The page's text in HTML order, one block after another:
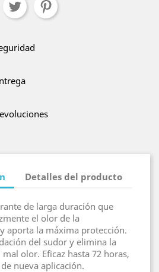
Detalles del producto
de larga duración que
el olor de la
aporta la máxima protección.
del sudor y elimina la
olor. Eficaz hasta 72 horas,
nueva aplicación.